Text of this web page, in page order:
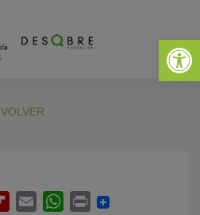
Abrir
VOLVER